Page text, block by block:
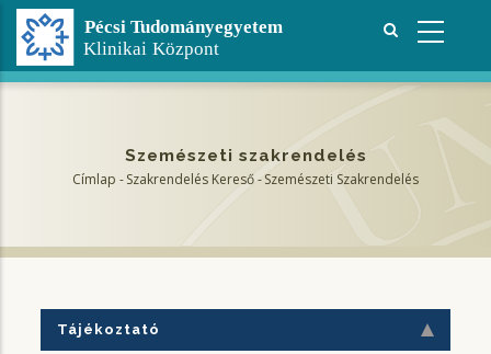
Ugrás
tartalomra
Szemészeti szakrendelés
Címlap -Szakrendelés Kereső-Szemészeti Szakrendelés
Tájékoztató